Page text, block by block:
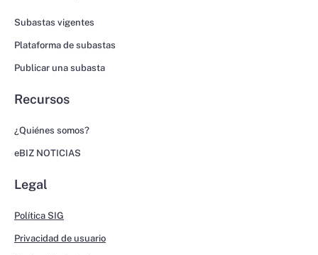
Subastas vigentes
Plataforma de subastas
Publicar una subasta
Recursos
¿Quiénes somos?
eBIZ NOTICIAS
Legal
Política SIG
Privacidad de usuario